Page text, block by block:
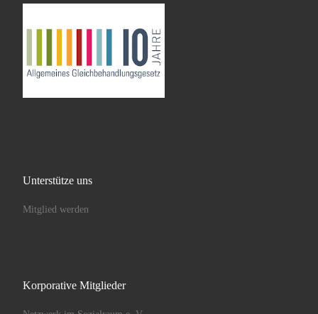
Unterstütze uns
Mitglied werden
Korporative Mitglieder